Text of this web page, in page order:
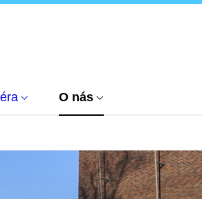
O nás